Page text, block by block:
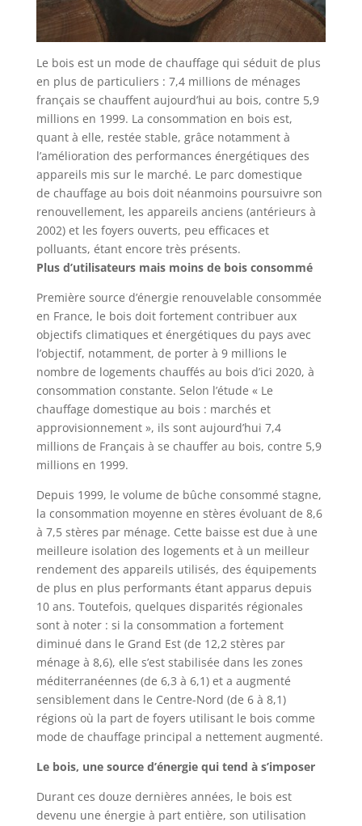
Le bois est un mode de chauffage qui séduit de plus
en plus de particuliers : 7,4 millions de ménages
français se chauffent aujourd’hui au bois, contre 5,9
millions en 1999. La consommation en bois est,
quant à elle, restée stable, grâce notamment à
l’amélioration des performances énergétiques des
appareils mis sur le marché. Le parc domestique
de chauffage au bois doit néanmoins poursuivre son
renouvellement, les appareils anciens (antérieurs à
2002) et les foyers ouverts, peu efficaces et
polluants, étant encore très présents.
Plus d’utilisateurs mais moins de bois consommé
Première source d’énergie renouvelable consommée
en France, le bois doit fortement contribuer aux
objectifs climatiques et énergétiques du pays avec
l’objectif, notamment, de porter à 9 millions le
nombre de logements chauffés au bois d’ici 2020, à
consommation constante. Selon l’étude « Le
chauffage domestique au bois : marchés et
approvisionnement », ils sont aujourd’hui 7,4
millions de Français à se chauffer au bois, contre 5,9
millions en 1999.
Depuis 1999, le volume de bûche consommé stagne,
la consommation moyenne en stères évoluant de 8,6
à 7,5 stères par ménage. Cette baisse est due à une
meilleure isolation des logements et à un meilleur
rendement des appareils utilisés, des équipements
de plus en plus performants étant apparus depuis
10 ans. Toutefois, quelques disparités régionales
sont à noter : si la consommation a fortement
diminué dans le Grand Est (de 12,2 stères par
ménage à 8,6), elle s’est stabilisée dans les zones
méditerranéennes (de 6,3 à 6,1) et a augmenté
sensiblement dans le Centre-Nord (de 6 à 8,1)
régions où la part de foyers utilisant le bois comme
mode de chauffage principal a nettement augmenté.
Le bois, une source d’énergie qui tend à s’imposer
Durant ces douze dernières années, le bois est
devenu une énergie à part entière, son utilisation